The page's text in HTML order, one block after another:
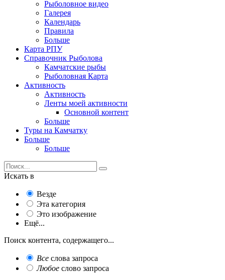
Рыболовное видео
Галерея
Календарь
Правила
Больше
Карта РПУ
Справочник Рыболова
Камчатские рыбы
Рыболовная Карта
Активность
Активность
Ленты моей активности
Основной контент
Больше
Туры на Камчатку
Больше
Больше
Искать в
Везде
Эта категория
Это изображение
Ещё...
Поиск контента, содержащего...
Все слова запроса
Любое слово запроса